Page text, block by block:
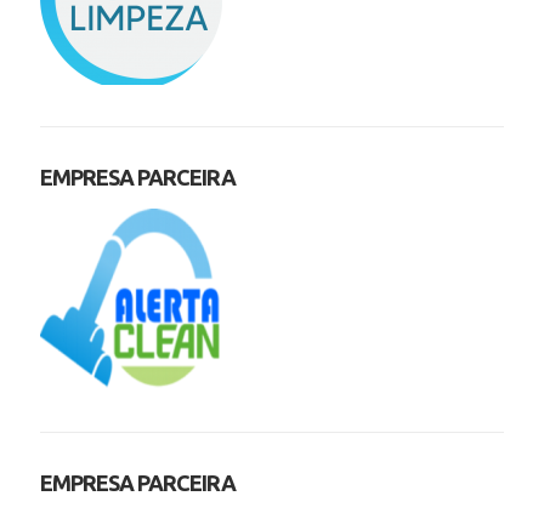
EMPRESA PARCEIRA
EMPRESA PARCEIRA